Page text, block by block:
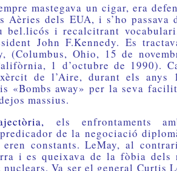
mastegava un cigar, era
Aèries dels EUA, i s’ho passava
bel.licós i recalcitrant
John F.Kennedy. Es
(Columbus, Ohio, 15 de
1 d’octubre de 1990).
de l’Aire, durant els anys
«Bombs away» per la seva
massius.
els enfrontaments
de la negociació
constants. LeMay, al
i es queixava de la fòbia dels
nuclears. Va ser el general Curtis